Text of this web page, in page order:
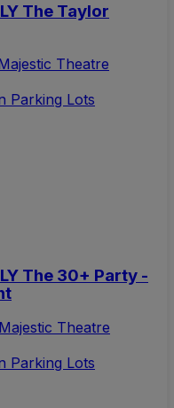
The Taylor
Theatre
Parking Lots
The 30+ Party -
Majestic Theatre
Parking Lots